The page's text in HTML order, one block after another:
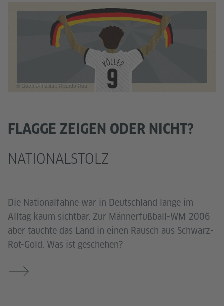
FLAGGE ZEIGEN ODER NICHT?
NATIONALSTOLZ
Die Nationalfahne war in Deutschland lange im
Alltag kaum sichtbar. Zur Männerfußball-WM 2006
aber tauchte das Land in einen Rausch aus Schwarz-
Rot-Gold. Was ist geschehen?
© Goethe-Institut, Ricardo Roa